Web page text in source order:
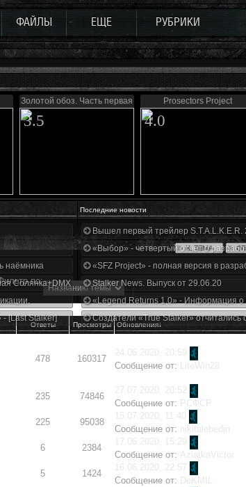
ФАЙЛЫ ЕЩЕ РУБРИКИ
Золотой обоз. Часть первая
3.5
Prosectors Project
4.0
Последние новости
трейлера
наёмника
Солянка+DMX 1.3.5.ООП.МА.К.
[Last Stalker]
Вышел первый трейлер S.T.A.L.K.E.R.
«Выбор» - четвертый отчет о
«SFZ Project» - полная версия в
Stalker News. Выпуск от 29.06.20
«Legend Returns 1.0» - Информация о
Создатели «True Stalker» отчитались
по:
Ответы Просмотры Обновления↓
478 160317
24.06.2020, 20:59
Сообщение от: LiteWin28
235 74846
27.07.2020, 20:52
Сообщение от: РСФСР
225 95038
15.07.2020, 11:40
Сообщение от: nikitalebedin
6 2384
17.06.2020, 15:29
Сообщение от: AziatkaVictor
5 1424
16.06.2020, 22:57
Сообщение от: DeKMIL